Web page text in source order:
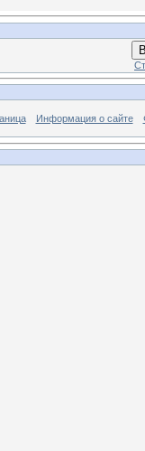
Информация о сайте